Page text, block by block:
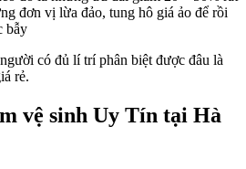
đơn vị lừa đảo, tung hô giá ảo để rồi
bẫy
có đủ lí trí phân biệt được đâu là
rẻ.
vệ sinh Uy Tín tại Hà